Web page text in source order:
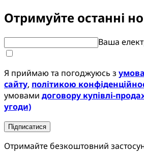
Отримуйте останні
Ваша
Я приймаю та погоджуюсь з
сайту, політикою
умовами договору купівлі-
угоди)
Підписатися
Отримайте безкоштовний